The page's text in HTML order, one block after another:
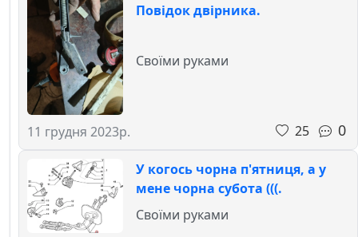
Повідок двірника.
11 грудня 2023р.
Своїми руками
25 0
У когось чорна п'ятниця, а у
мене чорна субота (((.
Своїми руками